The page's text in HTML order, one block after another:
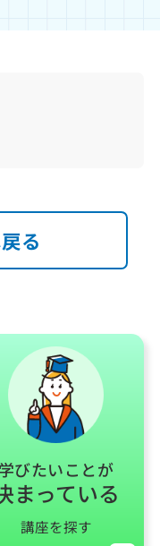
る
学びたいことが
まっている
講座を探す